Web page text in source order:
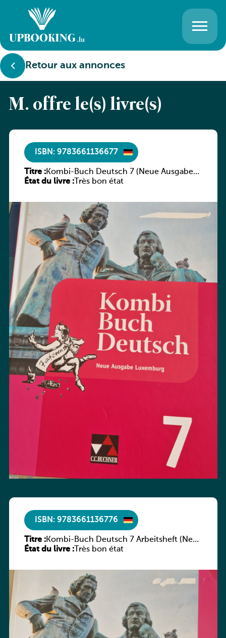
Retour aux annonces
M. offre le(s) livre(s)
ISBN: 9783661136677
Titre :Kombi-Buch Deutsch 7 (Neue Ausgabe
Luxemburg)
État du livre :Très bon état
ISBN: 9783661136776
Titre :Kombi-Buch Deutsch 7 Arbeitsheft (Neue
Ausgabe Luxemburg)
État du livre :Très bon état